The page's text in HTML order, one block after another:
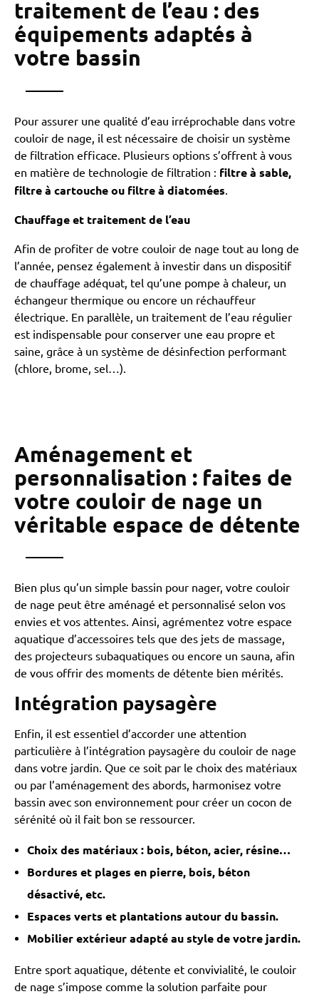
traitement de l’eau : des
équipements adaptés à
votre bassin
Pour assurer une qualité d’eau irréprochable dans votre
couloir de nage, il est nécessaire de choisir un système
de filtration efficace. Plusieurs options s’offrent à vous
en matière de technologie de filtration : filtre à sable,
filtre à cartouche ou filtre à diatomées
Chauffage et traitement de l’eau
Afin de profiter de votre couloir de nage tout au long de
l’année, pensez également à investir dans un dispositif
de chauffage adéquat, tel qu’une pompe à chaleur, un
échangeur thermique ou encore un réchauffeur
électrique. En parallèle, un traitement de l’eau régulier
est indispensable pour conserver une eau propre et
saine, grâce à un système de désinfection performant
(chlore, brome, sel…).
Aménagement et
personnalisation : faites de
votre couloir de nage un
véritable espace de détente
Bien plus qu’un simple bassin pour nager, votre couloir
de nage peut être aménagé et personnalisé selon vos
envies et vos attentes. Ainsi, agrémentez votre espace
aquatique d’accessoires tels que des jets de massage,
des projecteurs subaquatiques ou encore un sauna, afin
de vous offrir des moments de détente bien mérités.
Intégration paysagère
Enfin, il est essentiel d’accorder une attention
particulière à l’intégration paysagère du couloir de nage
dans votre jardin. Que ce soit par le choix des matériaux
ou par l’aménagement des abords, harmonisez votre
bassin avec son environnement pour créer un cocon de
sérénité où il fait bon se ressourcer.
Choix des matériaux : bois, béton, acier, résine…
Bordures et plages en pierre, bois, béton
désactivé, etc.
Espaces verts et plantations autour du bassin.
Mobilier extérieur adapté au style de votre jardin.
Entre sport aquatique, détente et convivialité, le couloir
de nage s’impose comme la solution parfaite pour